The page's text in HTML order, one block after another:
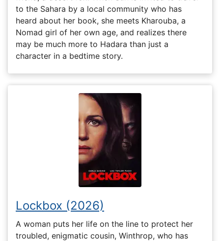
to the Sahara by a local community who has
heard about her book, she meets Kharouba, a
Nomad girl of her own age, and realizes there
may be much more to Hadara than just a
character in a bedtime story.
Lockbox (2026)
A woman puts her life on the line to protect her
troubled, enigmatic cousin, Winthrop, who has